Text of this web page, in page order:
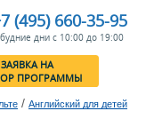
(495) 660-35-95
дни с 10:00 до 19:00
ЗАЯВКА НА
ПРОГРАММЫ
/ Английский для детей